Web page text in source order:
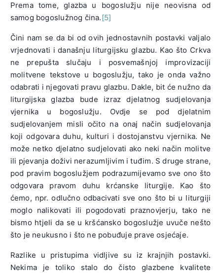
Prema tome, glazba u bogoslužju nije neovisna od
samog bogoslužnog čina.[5]
Čini nam se da bi od ovih jednostavnih postavki valjalo
vrjednovati i današnju liturgijsku glazbu. Kao što Crkva
ne prepušta slučaju i posvemašnjoj improvizaciji
molitvene tekstove u bogoslužju, tako je onda važno
odabrati i njegovati pravu glazbu. Dakle, bit će nužno da
liturgijska glazba bude izraz djelatnog sudjelovanja
vjernika u bogoslužju. Ovdje se pod djelatnim
sudjelovanjem misli očito na onaj način sudjelovanja
koji odgovara duhu, kulturi i dostojanstvu vjernika. Ne
može netko djelatno sudjelovati ako neki način molitve
ili pjevanja doživi nerazumljivim i tuđim. S druge strane,
pod pravim bogoslužjem podrazumijevamo sve ono što
odgovara pravom duhu krćanske liturgije. Kao što
ćemo, npr. odlučno odbacivati sve ono što bi u liturgiji
moglo nalikovati ili pogodovati praznovjerju, tako ne
bismo htjeli da se u kršćansko bogoslužje uvuče nešto
što je neukusno i što ne pobuđuje prave osjećaje.
Razlike u pristupima vidljive su iz krajnjih postavki.
Nekima je toliko stalo do čisto glazbene kvalitete